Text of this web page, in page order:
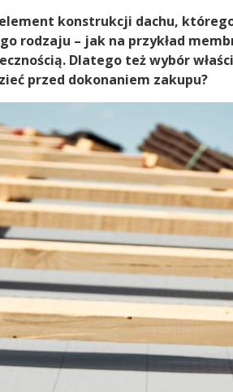
konstrukcji dachu,
rodzaju – jak na przykład
Dlatego też wybór
przed dokonaniem zakupu?